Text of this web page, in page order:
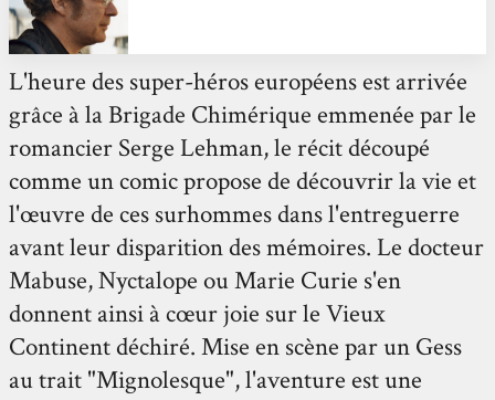
L'heure des super-héros européens est arrivée
grâce à la Brigade Chimérique emmenée par le
romancier Serge Lehman, le récit découpé
comme un comic propose de découvrir la vie et
l'œuvre de ces surhommes dans l'entreguerre
avant leur disparition des mémoires. Le docteur
Mabuse, Nyctalope ou Marie Curie s'en
donnent ainsi à cœur joie sur le Vieux
Continent déchiré. Mise en scène par un Gess
au trait "Mignolesque", l'aventure est une